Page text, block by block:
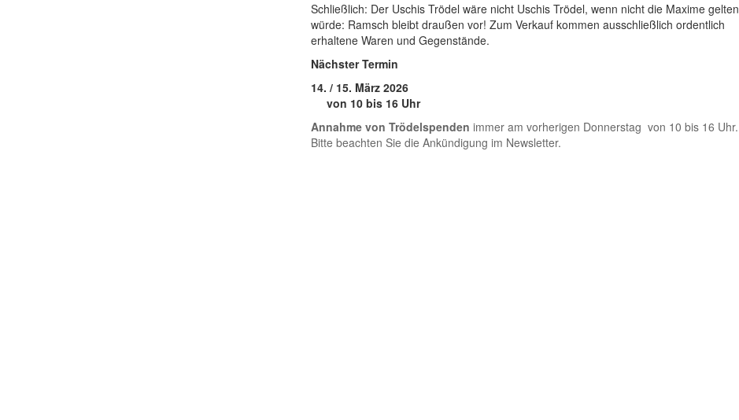
Schließlich: Der Uschis Trödel wäre nicht Uschis Trödel, wenn nicht die Maxime gelten
würde: Ramsch bleibt draußen vor! Zum Verkauf kommen ausschließlich ordentlich
erhaltene Waren und Gegenstände.
Nächster Termin
14. / 15. März 2026
von 10 bis 16 Uhr
Annahme von Trödelspenden immer am vorherigen Donnerstag von 10 bis 16 Uhr.
Bitte beachten Sie die Ankündigung im Newsletter.